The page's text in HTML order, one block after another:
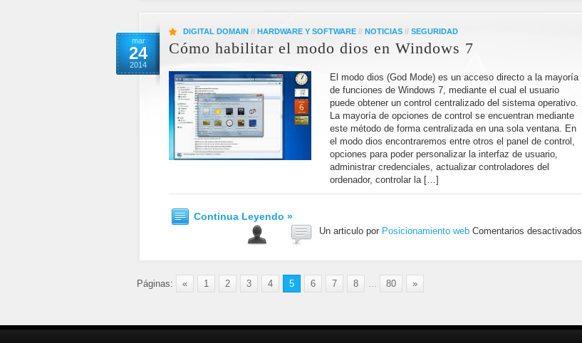
mar
24
2014
DIGITAL DOMAIN // HARDWARE Y SOFTWARE // NOTICIAS // SEGURIDAD
Cómo habilitar el modo dios en Windows 7
El modo dios (God Mode) es un acceso directo a la mayoría
de funciones de Windows 7, mediante el cual el usuario
puede obtener un control centralizado del sistema operativo.
La mayoría de opciones de control se encuentran mediante
este método de forma centralizada en una sola ventana. En
el modo dios encontraremos entre otros el panel de control,
opciones para poder personalizar la interfaz de usuario,
administrar credenciales, actualizar controladores del
ordenador, controlar la […]
Continua Leyendo »
Un articulo por Posicionamiento web Comentarios desactivados
Páginas: « 1 2 3 4 5 6 7 8 ... 80 »